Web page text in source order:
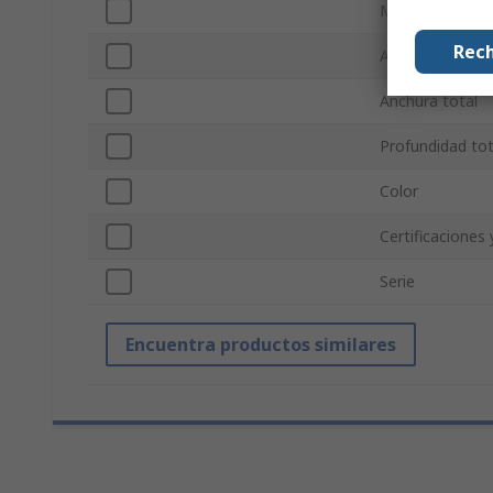
Material de la
Altura total
Anchura total
Profundidad
Color
Certificaciones
Serie
Encuentra productos similares